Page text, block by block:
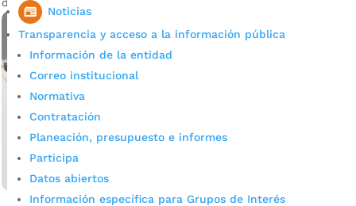
Noticias
Transparencia y acceso a la información pública
Información de la entidad
Correo institucional
Normativa
Contratación
Planeación, presupuesto e informes
Participa
Datos abiertos
Información específica para Grupos de Interés